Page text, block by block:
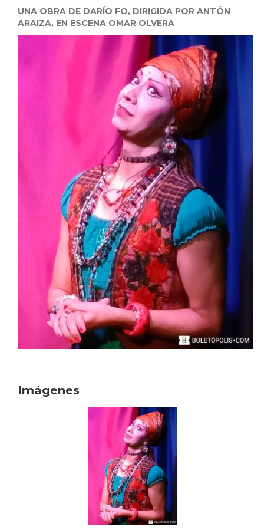
UNA OBRA DE DARÍO FO, DIRIGIDA POR ANTÓN
ARAIZA, EN ESCENA OMAR OLVERA
Imágenes